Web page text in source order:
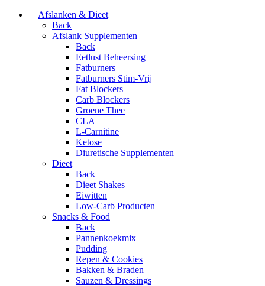
Afslanken & Dieet
Back
Afslank Supplementen
Back
Eetlust Beheersing
Fatburners
Fatburners Stim-Vrij
Fat Blockers
Carb Blockers
Groene Thee
CLA
L-Carnitine
Ketose
Diuretische Supplementen
Dieet
Back
Dieet Shakes
Eiwitten
Low-Carb Producten
Snacks & Food
Back
Pannenkoekmix
Pudding
Repen & Cookies
Bakken & Braden
Sauzen & Dressings